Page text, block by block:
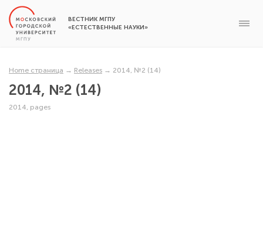
ВЕСТНИК МГПУ
«ЕСТЕСТВЕННЫЕ НАУКИ»
Home страница → Releases → 2014, №2 (14)
2014, №2 (14)
2014, pages